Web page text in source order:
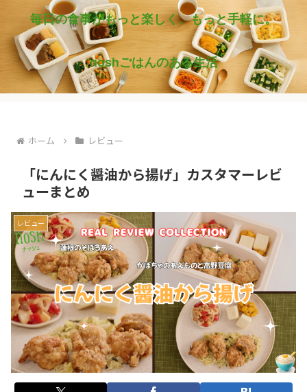
毎日の食事がもっと楽しく、もっと手軽に。
noshごはんのある生活
ホーム レビュー
「にんにく醤油から揚げ」カスタマーレビ
ューまとめ
レビュー